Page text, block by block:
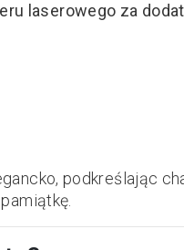
laserowego za
podkreślając